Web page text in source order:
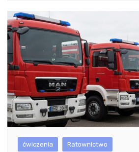
ćwiczenia Ratownictwo